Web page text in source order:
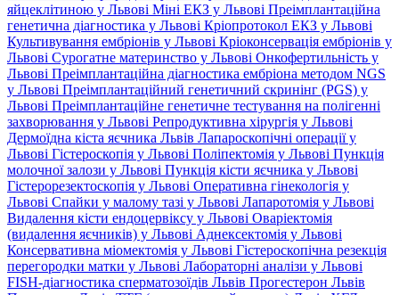
яйцеклітиною у Львові Міні ЕКЗ у Львові Преімплантаційна
генетична діагностика у Львові Кріопротокол ЕКЗ у Львові
Культивування ембріонів у Львові Кріоконсервація ембріонів у
Львові Сурогатне материнство у Львові Онкофертильність у
Львові Преімплантаційна діагностика ембріона методом NGS
у Львові Преімплантаційний генетичний скринінг (PGS) у
Львові Преімплантаційне генетичне тестування на полігенні
захворювання у Львові Репродуктивна хірургія у Львові
Дермоїдна кіста яєчника Львів Лапароскопічні операції у
Львові Гістероскопія у Львові Поліпектомія у Львові Пункція
молочної залози у Львові Пункція кісти яєчника у Львові
Гістерорезектоскопія у Львові Оперативна гінекологія у
Львові Спайки у малому тазі у Львові Лапаротомія у Львові
Видалення кісти ендоцервіксу у Львові Оваріектомія
(видалення яєчників) у Львові Аднексектомія у Львові
Консервативна міомектомія у Львові Гістероскопічна резекція
перегородки матки у Львові Лабораторні аналізи у Львові
FISH-діагностика сперматозоїдів Львів Прогестерон Львів